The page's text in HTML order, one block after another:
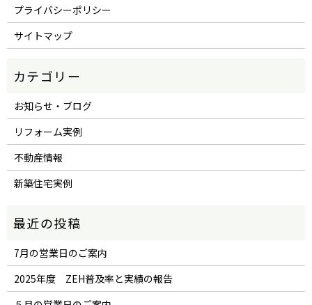
プライバシーポリシー
サイトマップ
お知らせ・ブログ
リフォーム実例
不動産情報
新築住宅実例
7月の営業日のご案内
2025年度 ZEH普及率と実績の報告